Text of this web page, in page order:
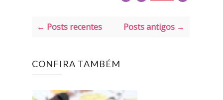
← Posts recentes Posts antigos →
CONFIRA TAMBÉM